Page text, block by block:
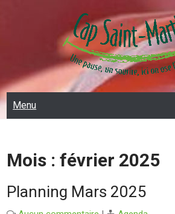
CAP SAINT MARTIN
Menu
Mois :février 2025
Planning Mars 2025